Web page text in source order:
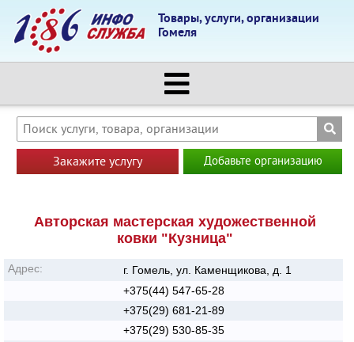
Товары, услуги, организации
Гомеля
Закажите услугу Добавьте организацию
Авторская мастерская художественной
ковки "Кузница"
Адрес:
г. Гомель, ул. Каменщикова, д. 1
+375(44) 547-65-28
+375(29) 681-21-89
+375(29) 530-85-35